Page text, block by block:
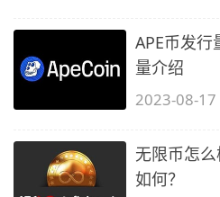
APE币发行
量介绍
2023-08-17
无限币怎
如何？